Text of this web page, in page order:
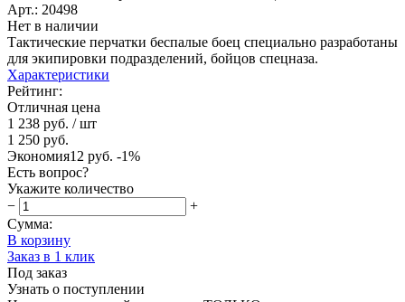
Арт.: 20498
Нет в наличии
Тактические перчатки беспалые боец специально разработаны
для экипировки подразделений, бойцов спецназа.
Характеристики
Рейтинг:
Отличная цена
1 238 руб. / шт
1 250 руб.
Экономия12 руб. -1%
Есть вопрос?
Укажите количество
−
+
Сумма:
В корзину
Заказ в 1 клик
Под заказ
Узнать о поступлении